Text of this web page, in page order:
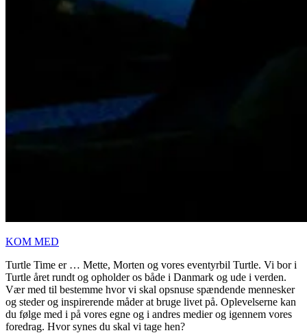
KOM MED
Turtle Time er … Mette, Morten og vores eventyrbil Turtle. Vi bor i
Turtle året rundt og opholder os både i Danmark og ude i verden.
Vær med til bestemme hvor vi skal opsnuse spændende mennesker
og steder og inspirerende måder at bruge livet på. Oplevelserne kan
du følge med i på vores egne og i andres medier og igennem vores
foredrag. Hvor synes du skal vi tage hen?